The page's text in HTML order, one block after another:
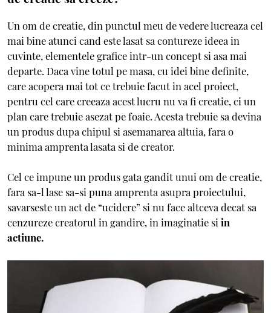
Un om de creatie, din punctul meu de vedere lucreaza cel
mai bine atunci cand este lasat sa contureze ideea in
cuvinte, elementele grafice intr-un concept si asa mai
departe. Daca vine totul pe masa, cu idei bine definite,
care acopera mai tot ce trebuie facut in acel proiect,
pentru cel care creeaza acest lucru nu va fi creatie, ci un
plan care trebuie asezat pe foaie. Acesta trebuie sa devina
un produs dupa chipul si asemanarea altuia, fara o
minima amprenta lasata si de creator.
Cel ce impune un produs gata gandit unui om de creatie,
fara sa-l lase sa-si puna amprenta asupra proiectului,
savarseste un act de “ucidere” si nu face altceva decat sa
cenzureze creatorul in gandire, in imaginatie si in
actiune.